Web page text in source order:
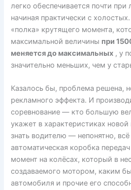
легко обеспечивается почти
начиная практически с
«полка» крутящего момента,
максимальной величины при
меняется до максимальных , у
значительно меньших, чем у
Казалось бы, проблема решена,
рекламного эффекта. И
соревнование — кто большую
укажет в характеристиках
знать водителю — непонятно, всё
автоматическая коробка
момент на колёсах, который в
создаваемого мотором, каким
автомобиля и прочие его